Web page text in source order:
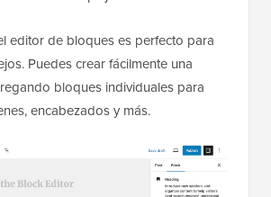
editor de bloques es perfecto para
Puedes crear fácilmente una
bloques individuales para
encabezados y más.